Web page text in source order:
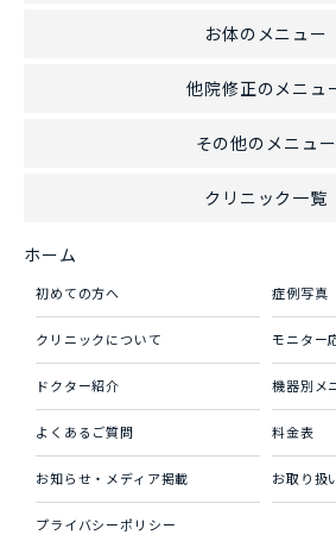
お体のメニュー
他院修正のメニュ
その他のメニュー
クリニック一覧
ホーム
初めての方へ 症例写真
クリニックについて モニター
ドクター紹介 機器別メ
よくあるご質問 料金表
お知らせ・メディア掲載 お取り扱
プライバシーポリシー